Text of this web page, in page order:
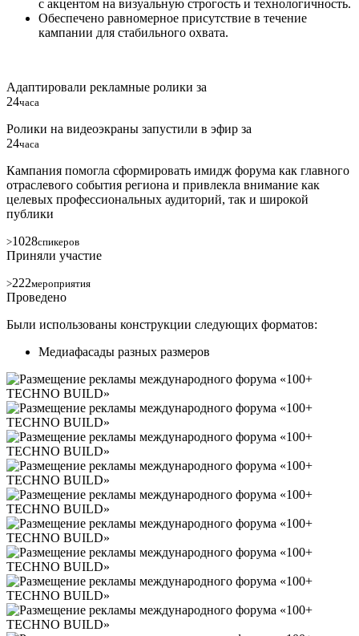
с акцентом на визуальную строгость и технологичность.
Обеспечено равномерное присутствие в течение
кампании для стабильного охвата.
Адаптировали рекламные ролики за
24часа
Ролики на видеоэкраны запустили в эфир за
24часа
Кампания помогла сформировать имидж форума как главного
отраслевого события региона и привлекла внимание как
целевых профессиональных аудиторий, так и широкой
публики
>1028спикеров
Приняли участие
>222мероприятия
Проведено
Были использованы конструкции следующих форматов:
Медиафасады разных размеров